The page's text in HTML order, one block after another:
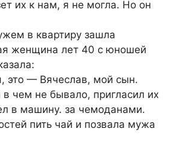
их к нам, я не могла. Но он
в квартиру зашла
женщина лет 40 с юношей
— Вячеслав, мой сын.
в чем не бывало, пригласил их
в машину. за чемоданами.
пить чай и позвала мужа